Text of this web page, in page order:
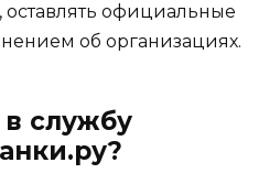
официальные
об организациях.
в службу